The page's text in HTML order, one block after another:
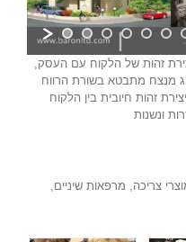
זהות של הלקוח עם העסק,
מנצח מתבטא בשורת הרווח
זהות חיובית בין הלקוח
ונשנות
צריכה, מרפאות שיניים,